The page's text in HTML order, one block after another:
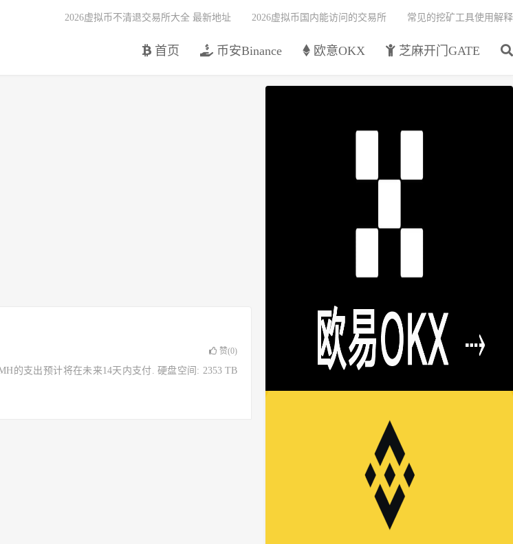
首页 币安Binance 欧意OKX 芝麻开门GATE
2026虚拟币不清退交易所大全 最新地址 2026虚拟币国内能访问的交易所 常见的挖矿工具使用解释
赞(0)
的支出预计将在未来14天内支付. 硬盘空间: 2353 TB